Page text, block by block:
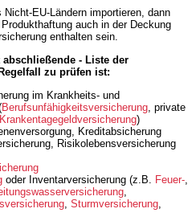
EU-Ländern importieren, dann
auch in der Deckung
enthalten sein.
- Liste der
zu prüfen ist:
im Krankheits- und
Berufsunfähigkeitsversicherung, private
Krankentagegeldversicherung)
Kreditabsicherung
Risikolebensversicherung
oder Inventarversicherung (z.B. Feuer-,
,
, Sturmversicherung,